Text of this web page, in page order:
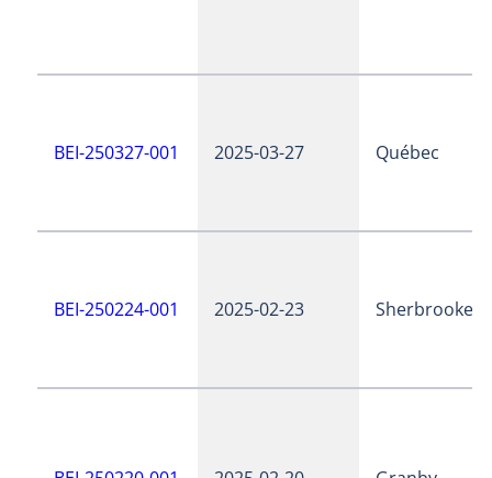
BEI-250327-001 2025-03-27 Québec
BEI-250224-001 2025-02-23 Sherbrooke